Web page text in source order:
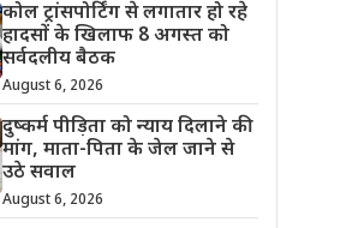
कोल ट्रांसपोर्टिंग से लगातार हो रहे
हादसों के खिलाफ 8 अगस्त को
सर्वदलीय बैठक
August 6, 2026
दुष्कर्म पीड़िता को न्याय दिलाने की
मांग, माता-पिता के जेल जाने से
उठे सवाल
August 6, 2026